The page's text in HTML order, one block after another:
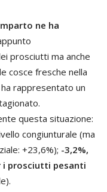
ne ha
prosciutti ma anche
cosce fresche nella
rappresentato un
questa situazione:
congiunturale (ma
+23,6%); -3,2%,
i prosciutti pesanti